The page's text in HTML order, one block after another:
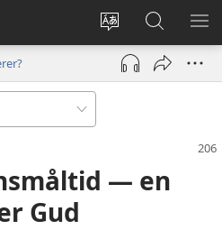
Vælg
sprog
Log
på
(åbner
vindue)
Søg
på
JW.ORG
VIS
— en
Gud